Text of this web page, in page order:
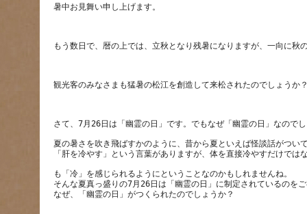
夏の暑さを吹き飛ばすかのように、昔から夏といえば怪談話がつい
も「冷」を感じられるようにということなのかもしれませんね。
そんな夏真っ盛りの7月26日は「幽霊の日」に制定されているのを